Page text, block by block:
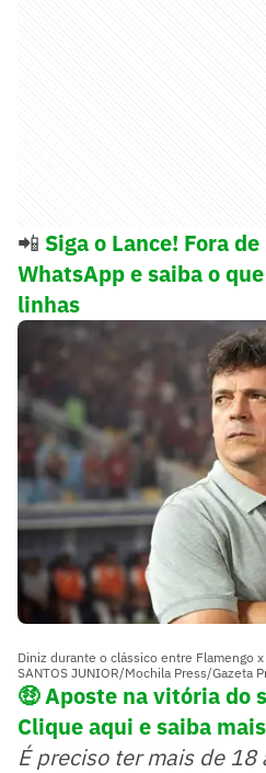
📲 Siga o Lance! Fora
WhatsApp e saiba o
linhas
Diniz durante o clássico entre Flamengo
SANTOS JUNIOR/Mochila Press/Gazeta
🤑 Aposte na vitória do
Clique aqui e saiba
É preciso ter mais de